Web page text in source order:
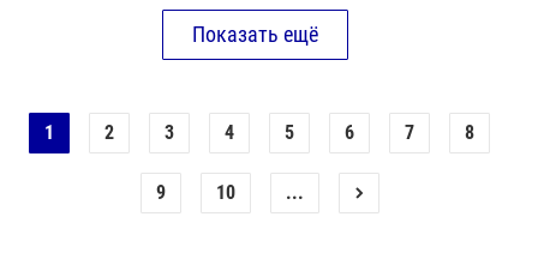
1 2 3 4 5 6 7 8
9 10 ...